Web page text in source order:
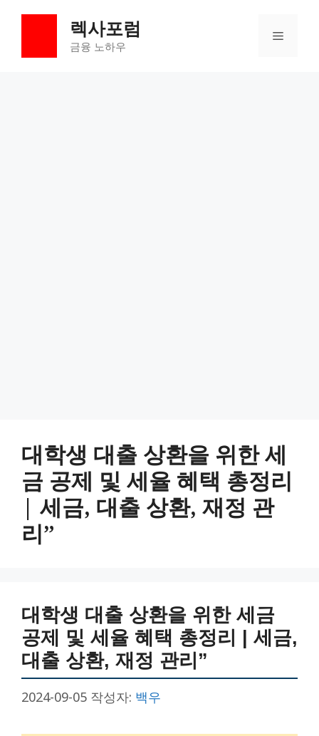
렉사포럼
금융 노하우
메
대학생 대출 상환을 위한 세
금 공제 및 세율 혜택 총정리
| 세금, 대출 상환, 재정 관
리”
대학생 대출 상환을 위한 세금
공제 및 세율 혜택 총정리 | 세금,
대출 상환, 재정 관리”
2024-09-05 작성자: 백우